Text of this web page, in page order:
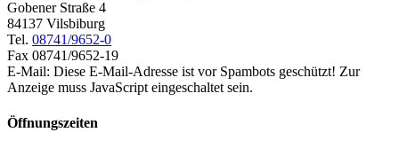
Gobener Straße 4
84137 Vilsbiburg
Tel. 08741/9652-0
Fax 08741/9652-19
E-Mail: Diese E-Mail-Adresse ist vor Spambots geschützt! Zur
Anzeige muss JavaScript eingeschaltet sein.
Öffnungszeiten